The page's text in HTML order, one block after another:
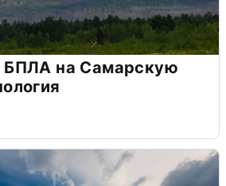
БПЛА на Самарскую